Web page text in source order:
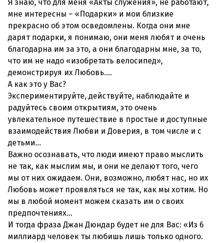
Я знаю, что для меня «Акты служения», не работают,
мне интересны – «Подарки» и мои близкие
прекрасно об этом осведомлены. Когда они мне
дарят подарки, я понимаю, они меня любят и очень
благодарна им за это, а они благодарны мне, за то,
что им не надо «изобретать велосипед»,
демонстрируя их Любовь….
А как это у Вас?
Экспериментируйте, действуйте, наблюдайте и
радуйтесь своим открытиям, это очень
увлекательное путешествие в простые и доступные
взаимодействия Любви и Доверия, в том числе и с
детьми...
Важно осознавать, что люди имеют право мыслить
не так, как мыслим мы, и они не делают того, чего
мы от них ожидаем. Они, возможно, любят нас, но их
Любовь может проявляться не так, как мы хотим. Но
мы в любой момент можем сказать им о своих
предпочтениях…
И тогда фраза Джан Дюндар будет не для Вас: «Из 6
миллиард человек ты любишь лишь только одного.